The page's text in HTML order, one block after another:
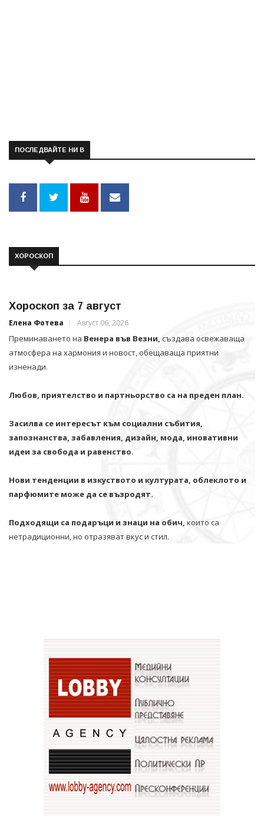
ПОСЛЕДВАЙТЕ НИ В
ХОРОСКОП
Хороскоп за 7 август
Елена Фотева Август 06, 2026
Преминаването на Венера във Везни, създава освежаваща
атмосфера на хармония и новост, обещаваща приятни
изненади.
Любов, приятелство и партньорство са на преден план.
Засилва се интересът към социални събития,
запознанства, забавления, дизайн, мода, иновативни
идеи за свобода и равенство.
Нови тенденции в изкуството и културата, облеклото и
парфюмите може да се възродят.
Подходящи са подаръци и знаци на обич, които са
нетрадиционни, но отразяват вкус и стил.